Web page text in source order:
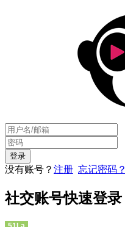
没有账号？ 注册 忘记密码？
社交账号快速登录